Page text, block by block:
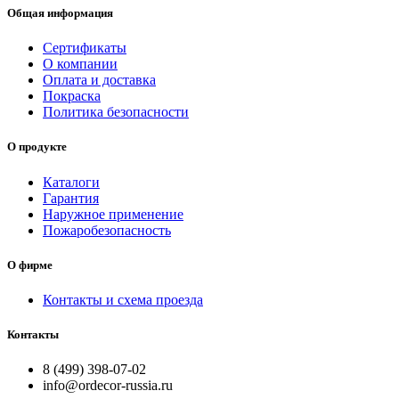
Общая информация
Сертификаты
О компании
Оплата и доставка
Покраска
Политика безопасности
О продукте
Каталоги
Гарантия
Наружное применение
Пожаробезопасность
О фирме
Контакты и схема проезда
Контакты
8 (499) 398-07-02
info@ordecor-russia.ru